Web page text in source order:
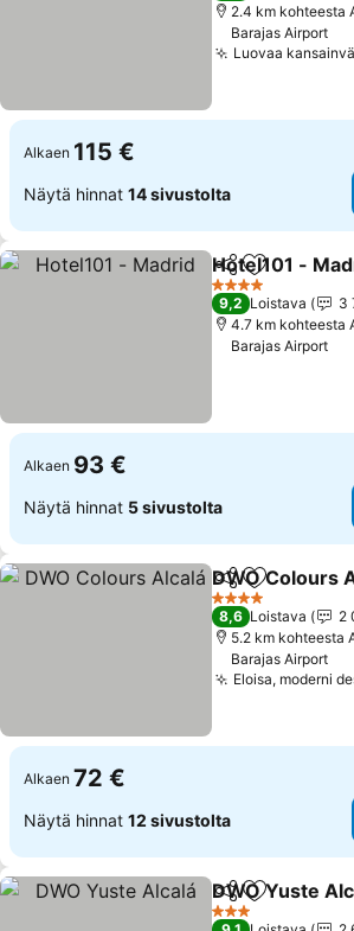
2.4 km kohteesta
Barajas Airport
Luovaa
Alkaen 115 €
Näytä hinnat 14 sivustolta
Jaa Lisää
Hotel101 -
4 Tähtiluokitus
9,2 Loistava
3
4.7 km kohteesta
Barajas Airport
Alkaen 93 €
Näytä hinnat 5 sivustolta
Jaa Lisää
DWO Colours
4 Tähtiluokitus
8,6 Loistava
2
5.2 km kohteesta
Barajas Airport
Eloisa, moderni
Alkaen 72 €
Näytä hinnat 12 sivustolta
Jaa Lisää
DWO Yuste
3 Tähtiluokitus